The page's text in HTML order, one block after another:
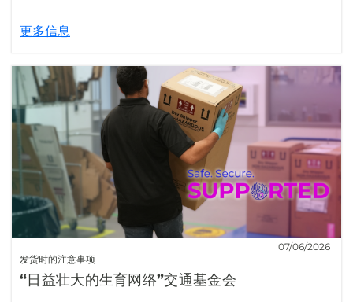
更多信息
发货时的注意事项
07/06/2026
“日益壮大的生育网络”交通基金会